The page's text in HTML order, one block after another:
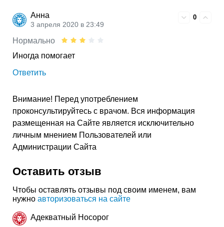
Анна
3 апреля 2020 в 23:49
0
Нормально
Иногда помогает
Ответить
Внимание! Перед употреблением
проконсультируйтесь с врачом. Вся информация
размещенная на Сайте является исключительно
личным мнением Пользователей или
Администрации Сайта
Оставить отзыв
Чтобы оставлять отзывы под своим именем, вам
нужно авторизоваться на сайте
Адекватный Носорог